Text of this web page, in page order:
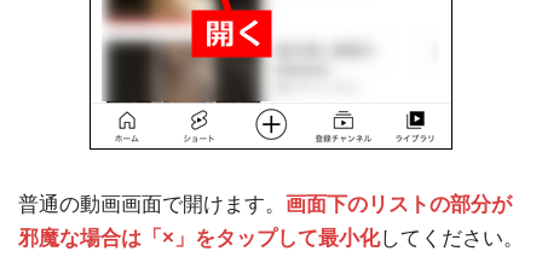
普通の動画画面で開けます。 画面下のリストの部分が
邪魔な場合は「×」をタップして最小化してください。